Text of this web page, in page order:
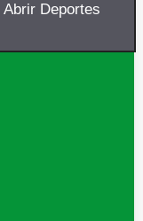
Abrir Deportes